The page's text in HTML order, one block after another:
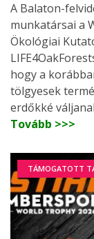
A Balaton-
munkatársai a
Ökológiai
hogy a
tölgyesek
erdőkké
Tovább >>>
TÁMOGATOTT